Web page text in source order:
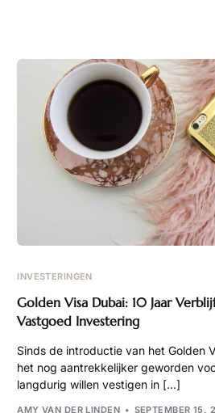
INVESTERINGEN
Golden Visa Dubai: 10 Jaar
Vastgoed Investering
Sinds de introductie van het Golden
het nog aantrekkelijker geworden
langdurig willen vestigen in […]
AMY VAN DER LINDEN SEPTEMBER 15,